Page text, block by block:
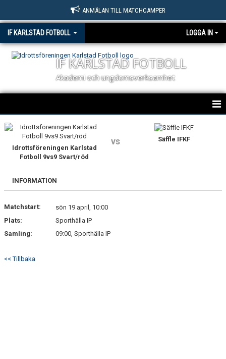
ANMÄLAN TILL MATCHCAMPER
IF KARLSTAD FOTBOLL LOGGA IN
IF KARLSTAD FOTBOLL
Akademi och ungdomsverksamhet
HEM
NYHETER
KONTAKT
BILDGALLERI
DOKUMENT
MATCHER
Idrottsföreningen Karlstad
Fotboll 9vs9 Svart/röd
vs Säffle IFKF
INFORMATION
Matchstart:
sön 19 april, 10:00
Plats:
Sporthälla IP
Samling:
09:00, Sporthälla IP
<< Tillbaka